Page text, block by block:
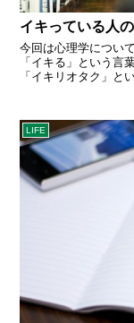
イキっている人
今回は心理学につい
「イキる」という言
「イキリオタク」と
人っているよね」と
てみました。 ･･･
LIFE